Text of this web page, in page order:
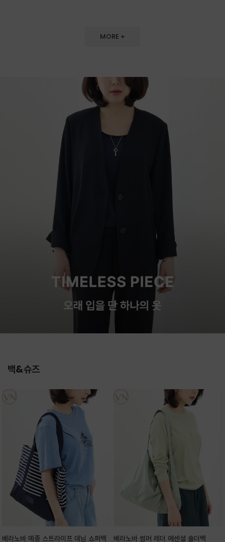
MORE +
백&슈즈
베라노바 메종 스트라이프 데님 쇼퍼백 베라노바 썸머 레더 에센셜 숄더백